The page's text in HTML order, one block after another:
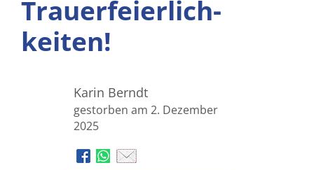
Trauer­feierlich­
keiten!
Karin Berndt
gestorben am 2. Dezember
2025